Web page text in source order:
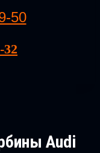
50
32
Audi